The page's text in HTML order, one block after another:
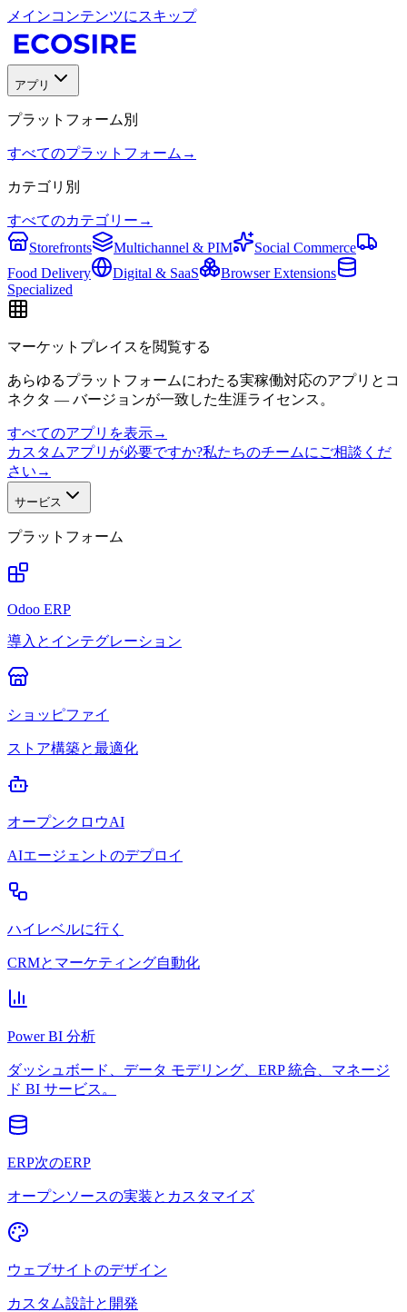
メインコンテンツにスキップ
アプリ
プラットフォーム別
すべてのプラットフォーム →
カテゴリ別
すべてのカテゴリー →
Storefronts
Multichannel & PIM
Social Commerce
Food Delivery
Digital & SaaS
Browser Extensions
Specialized
マーケットプレイスを閲覧する
あらゆるプラットフォームにわたる実稼働対応のアプリとコ
ネクタ — バージョンが一致した生涯ライセンス。
すべてのアプリを表示→
カスタムアプリが必要ですか?私たちのチームにご相談くだ
さい →
サービス
プラットフォーム
Odoo ERP
導入とインテグレーション
ショッピファイ
ストア構築と最適化
オープンクロウAI
AIエージェントのデプロイ
ハイレベルに行く
CRMとマーケティング自動化
Power BI 分析
ダッシュボード、データ モデリング、ERP 統合、マネージ
ド BI サービス。
ERP次のERP
オープンソースの実装とカスタマイズ
ウェブサイトのデザイン
カスタム設計と開発